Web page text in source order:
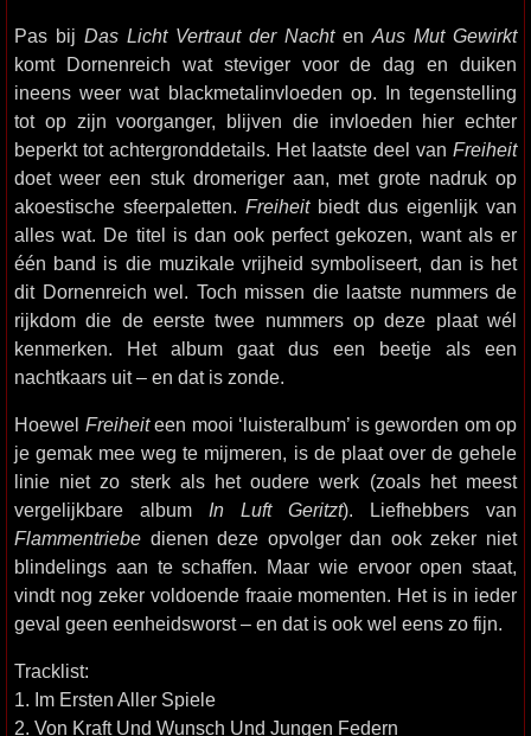
Pas bij Das Licht Vertraut der Nachten Aus Mut Gewirkt
komt Dornenreich wat steviger voor de dag en duiken
ineens weer wat blackmetalinvloeden op. In tegenstelling
tot op zijn voorganger, blijven die invloeden hier echter
beperkt tot achtergronddetails. Het laatste deel van Freiheit
doet weer een stuk dromeriger aan, met grote nadruk op
akoestische sfeerpaletten. Freiheitbiedt dus eigenlijk van
alles wat. De titel is dan ook perfect gekozen, want als er
één band is die muzikale vrijheid symboliseert, dan is het
dit Dornenreich wel. Toch missen die laatste nummers de
rijkdom die de eerste twee nummers op deze plaat wél
kenmerken. Het album gaat dus een beetje als een
nachtkaars uit – en dat is zonde.
Hoewel Freiheiteen mooi ‘luisteralbum’ is geworden om op
je gemak mee weg te mijmeren, is de plaat over de gehele
linie niet zo sterk als het oudere werk (zoals het meest
vergelijkbare album In Luft Geritzt). Liefhebbers van
Flammentriebe dienen deze opvolger dan ook zeker niet
blindelings aan te schaffen. Maar wie ervoor open staat,
vindt nog zeker voldoende fraaie momenten. Het is in ieder
geval geen eenheidsworst – en dat is ook wel eens zo fijn.
Tracklist:
1. Im Ersten Aller Spiele
2. Von Kraft Und Wunsch Und Jungen Federn